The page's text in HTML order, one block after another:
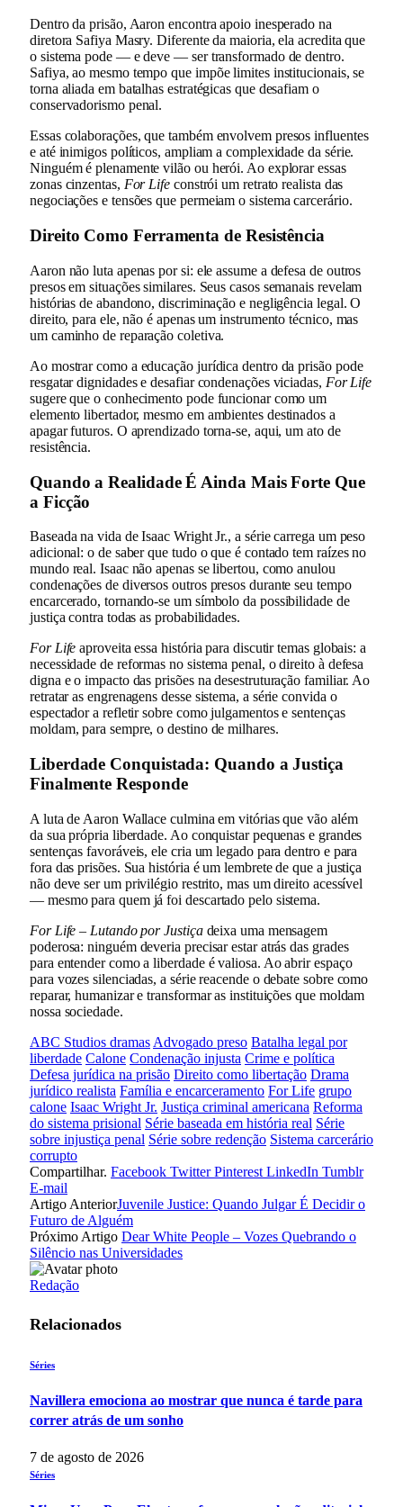
Dentro da prisão, Aaron encontra apoio inesperado na
diretora Safiya Masry. Diferente da maioria, ela acredita que
o sistema pode — e deve — ser transformado de dentro.
Safiya, ao mesmo tempo que impõe limites institucionais, se
torna aliada em batalhas estratégicas que desafiam o
conservadorismo penal.
Essas colaborações, que também envolvem presos influentes
e até inimigos políticos, ampliam a complexidade da série.
Ninguém é plenamente vilão ou herói. Ao explorar essas
zonas cinzentas, For Life constrói um retrato realista das
negociações e tensões que permeiam o sistema carcerário.
Direito Como Ferramenta de Resistência
Aaron não luta apenas por si: ele assume a defesa de outros
presos em situações similares. Seus casos semanais revelam
histórias de abandono, discriminação e negligência legal. O
direito, para ele, não é apenas um instrumento técnico, mas
um caminho de reparação coletiva.
Ao mostrar como a educação jurídica dentro da prisão pode
resgatar dignidades e desafiar condenações viciadas, For Life
sugere que o conhecimento pode funcionar como um
elemento libertador, mesmo em ambientes destinados a
apagar futuros. O aprendizado torna-se, aqui, um ato de
resistência.
Quando a Realidade É Ainda Mais Forte Que
a Ficção
Baseada na vida de Isaac Wright Jr., a série carrega um peso
adicional: o de saber que tudo o que é contado tem raízes no
mundo real. Isaac não apenas se libertou, como anulou
condenações de diversos outros presos durante seu tempo
encarcerado, tornando-se um símbolo da possibilidade de
justiça contra todas as probabilidades.
For Life aproveita essa história para discutir temas globais: a
necessidade de reformas no sistema penal, o direito à defesa
digna e o impacto das prisões na desestruturação familiar. Ao
retratar as engrenagens desse sistema, a série convida o
espectador a refletir sobre como julgamentos e sentenças
moldam, para sempre, o destino de milhares.
Liberdade Conquistada: Quando a Justiça
Finalmente Responde
A luta de Aaron Wallace culmina em vitórias que vão além
da sua própria liberdade. Ao conquistar pequenas e grandes
sentenças favoráveis, ele cria um legado para dentro e para
fora das prisões. Sua história é um lembrete de que a justiça
não deve ser um privilégio restrito, mas um direito acessível
— mesmo para quem já foi descartado pelo sistema.
For Life – Lutando por Justiçadeixa uma mensagem
poderosa: ninguém deveria precisar estar atrás das grades
para entender como a liberdade é valiosa. Ao abrir espaço
para vozes silenciadas, a série reacende o debate sobre como
reparar, humanizar e transformar as instituições que moldam
nossa sociedade.
ABC Studios dramas Advogado preso Batalha legal por
liberdade Calone Condenação injusta Crime e política
Defesa jurídica na prisão Direito como libertação Drama
jurídico realista Família e encarceramento For Life grupo
calone Isaac Wright Jr. Justiça criminal americana Reforma
do sistema prisional Série baseada em história real Série
sobre injustiça penal Série sobre redenção Sistema carcerário
corrupto
Compartilhar. Facebook Twitter Pinterest LinkedIn Tumblr
E-mail
Artigo AnteriorJuvenile Justice: Quando Julgar É Decidir o
Futuro de Alguém
Próximo Artigo Dear White People – Vozes Quebrando o
Silêncio nas Universidades
Redação
Relacionados
Séries
Navillera emociona ao mostrar que nunca é tarde para
correr atrás de um sonho
7 de agosto de 2026
Séries